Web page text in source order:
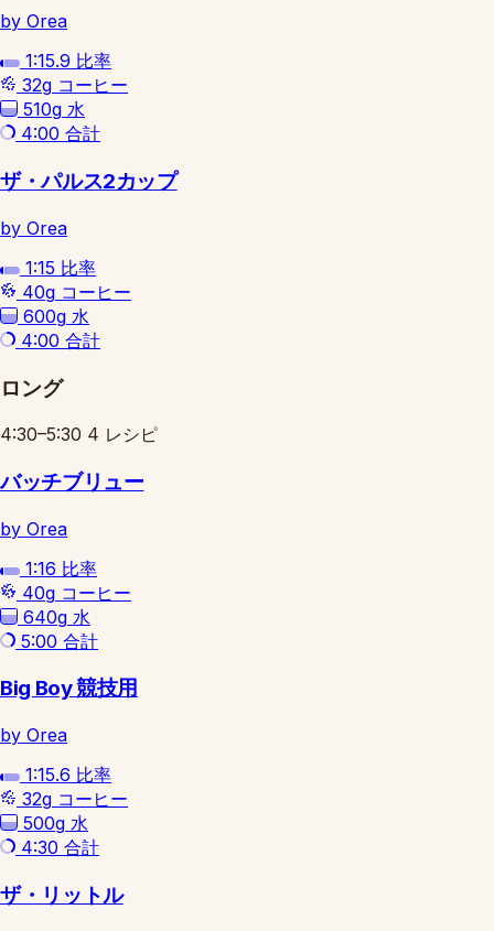
by Orea
1:15.9 比率
32g コーヒー
510g 水
4:00 合計
ザ・パルス2カップ
by Orea
1:15 比率
40g コーヒー
600g 水
4:00 合計
ロング
4:30–5:30 4 レシピ
バッチブリュー
by Orea
1:16 比率
40g コーヒー
640g 水
5:00 合計
Big Boy 競技用
by Orea
1:15.6 比率
32g コーヒー
500g 水
4:30 合計
ザ・リットル